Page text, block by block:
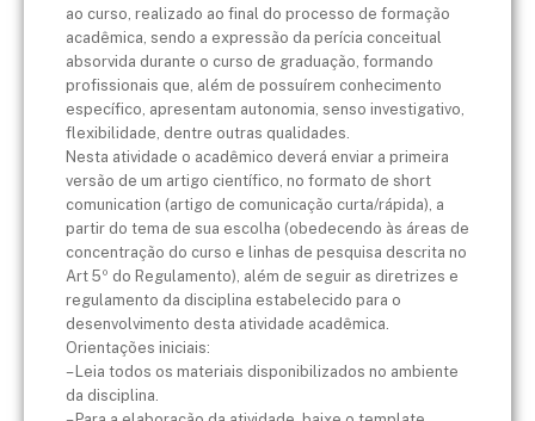
ao curso, realizado ao final do processo de formação
acadêmica, sendo a expressão da perícia conceitual
absorvida durante o curso de graduação, formando
profissionais que, além de possuírem conhecimento
específico, apresentam autonomia, senso investigativo,
flexibilidade, dentre outras qualidades.
Nesta atividade o acadêmico deverá enviar a primeira
versão de um artigo científico, no formato de short
comunication (artigo de comunicação curta/rápida), a
partir do tema de sua escolha (obedecendo às áreas de
concentração do curso e linhas de pesquisa descrita no
Art 5º do Regulamento), além de seguir as diretrizes e
regulamento da disciplina estabelecido para o
desenvolvimento desta atividade acadêmica.
Orientações iniciais:
– Leia todos os materiais disponibilizados no ambiente
da disciplina.